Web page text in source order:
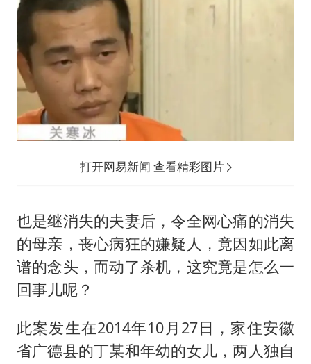
老挝国会主席赛宋蓬逝世
黄金牛市回来了吗
打开网易新闻 查看精彩图片
也是继消失的夫妻后，令全网心痛的消失
的母亲，丧心病狂的嫌疑人，竟因如此离
谱的念头，而动了杀机，这究竟是怎么一
回事儿呢？
此案发生在2014年10月27日，家住安徽
省广德县的丁某和年幼的女儿，两人独自